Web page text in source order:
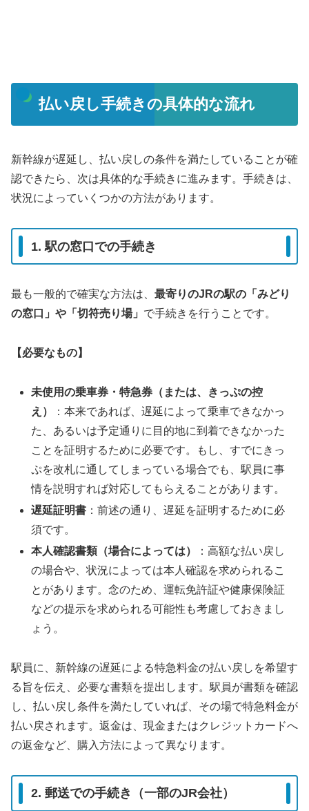
払い戻し手続きの具体的な流れ
新幹線が遅延し、払い戻しの条件を満たしていることが確
認できたら、次は具体的な手続きに進みます。手続きは、
状況によっていくつかの方法があります。
1. 駅の窓口での手続き
最も一般的で確実な方法は、 最寄りのJRの駅の「みどり
の窓口」や「切符売り場」 で手続きを行うことです。
【必要なもの】
未使用の乗車券・特急券（または、きっぷの控
え）
：本来であれば、遅延によって乗車できなかっ
た、あるいは予定通りに目的地に到着できなかった
ことを証明するために必要です。もし、すでにきっ
ぷを改札に通してしまっている場合でも、駅員に事
情を説明すれば対応してもらえることがあります。
遅延証明書 ：前述の通り、遅延を証明するために必
須です。
本人確認書類（場合によっては）
：高額な払い戻し
の場合や、状況によっては本人確認を求められるこ
とがあります。念のため、運転免許証や健康保険証
などの提示を求められる可能性も考慮しておきまし
ょう。
駅員に、新幹線の遅延による特急料金の払い戻しを希望す
る旨を伝え、必要な書類を提出します。駅員が書類を確認
し、払い戻し条件を満たしていれば、その場で特急料金が
払い戻されます。返金は、現金またはクレジットカードへ
の返金など、購入方法によって異なります。
2. 郵送での手続き（一部のJR会社）